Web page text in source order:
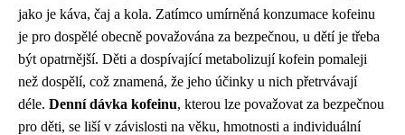
jako je káva, čaj a kola. Zatímco umírněná konzumace kofeinu
je pro dospělé obecně považována za bezpečnou, u dětí je třeba
být opatrnější. Děti a dospívající metabolizují kofein pomaleji
než dospělí, což znamená, že jeho účinky u nich přetrvávají
déle. Denní dávka kofeinu, kterou lze považovat za bezpečnou
pro děti, se liší v závislosti na věku, hmotnosti a individuální